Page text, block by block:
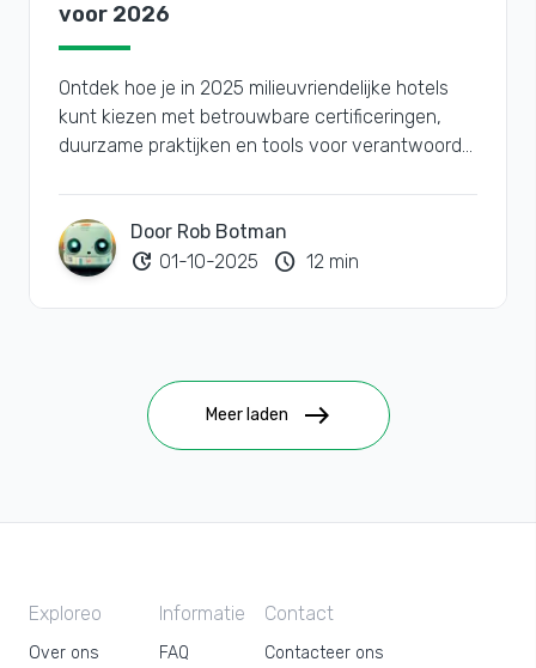
voor 2026
Ontdek hoe je in 2025 milieuvriendelijke hotels
kunt kiezen met betrouwbare certificeringen,
duurzame praktijken en tools voor verantwoord
Door Rob Botman
update 01-10-2025 schedule 12 min
Meer laden east
Exploreo
Over ons
Informatie
FAQ
Contact
Contacteer ons